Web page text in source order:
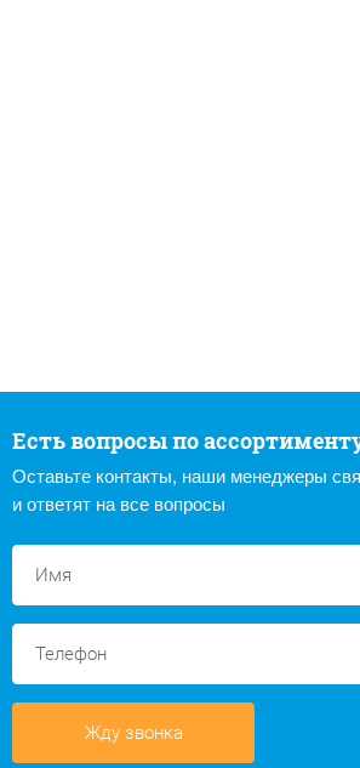
Есть вопросы по
Оставьте контакты, наши менеджеры
и ответят на все вопросы
Жду звонка